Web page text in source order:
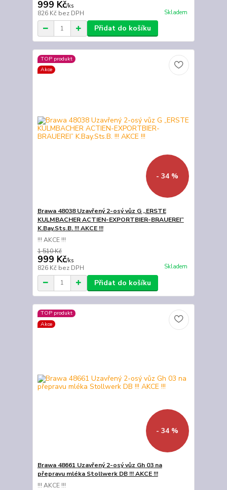
999 Kč/ks
826 Kč bez DPH Skladem
Přidat do košíku
TOP produkt
Akce
- 34 %
Brawa 48038 Uzavřený 2-osý vůz G „ERSTE
KULMBACHER ACTIEN-EXPORTBIER-BRAUEREI”
K.Bay.Sts.B. !!! AKCE !!!
!!! AKCE !!!
1 510 Kč
999 Kč/ks
826 Kč bez DPH Skladem
Přidat do košíku
TOP produkt
Akce
- 34 %
Brawa 48661 Uzavřený 2-osý vůz Gh 03 na
přepravu mléka Stollwerk DB !!! AKCE !!!
!!! AKCE !!!